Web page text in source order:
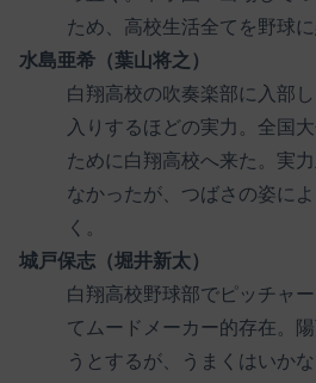
ため、高校生活全てを野球に
水島亜希（葉山将之）
白翔高校の吹奏楽部に入部
入りするほどの実力。全国
ために白翔高校へ来た。実
なかったが、つばさの姿に
く。
城戸保志（堀井新太）
白翔高校野球部でピッチャ
てムードメーカー的存在。
うとするが、うまくはいかな